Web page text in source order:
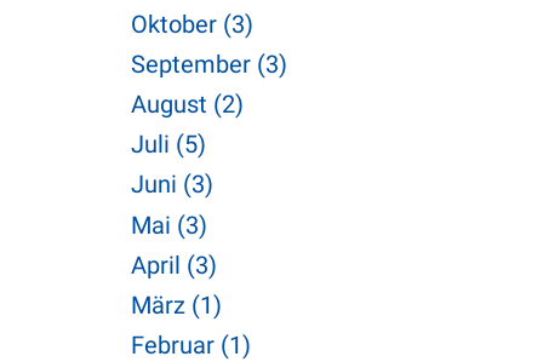
Oktober (3)
September (3)
August (2)
Juli (5)
Juni (3)
Mai (3)
April (3)
März (1)
Februar (1)